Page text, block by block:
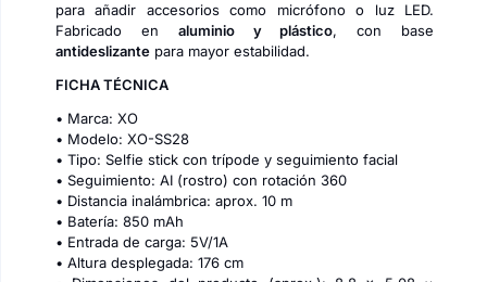
para añadir accesorios como micrófono o luz LED.
Fabricado en aluminio y plástico, con base
antideslizante para mayor estabilidad.
FICHA TÉCNICA
• Marca: XO
• Modelo: XO-SS28
• Tipo: Selfie stick con trípode y seguimiento facial
• Seguimiento: AI (rostro) con rotación 360
• Distancia inalámbrica: aprox. 10 m
• Batería: 850 mAh
• Entrada de carga: 5V/1A
• Altura desplegada: 176 cm